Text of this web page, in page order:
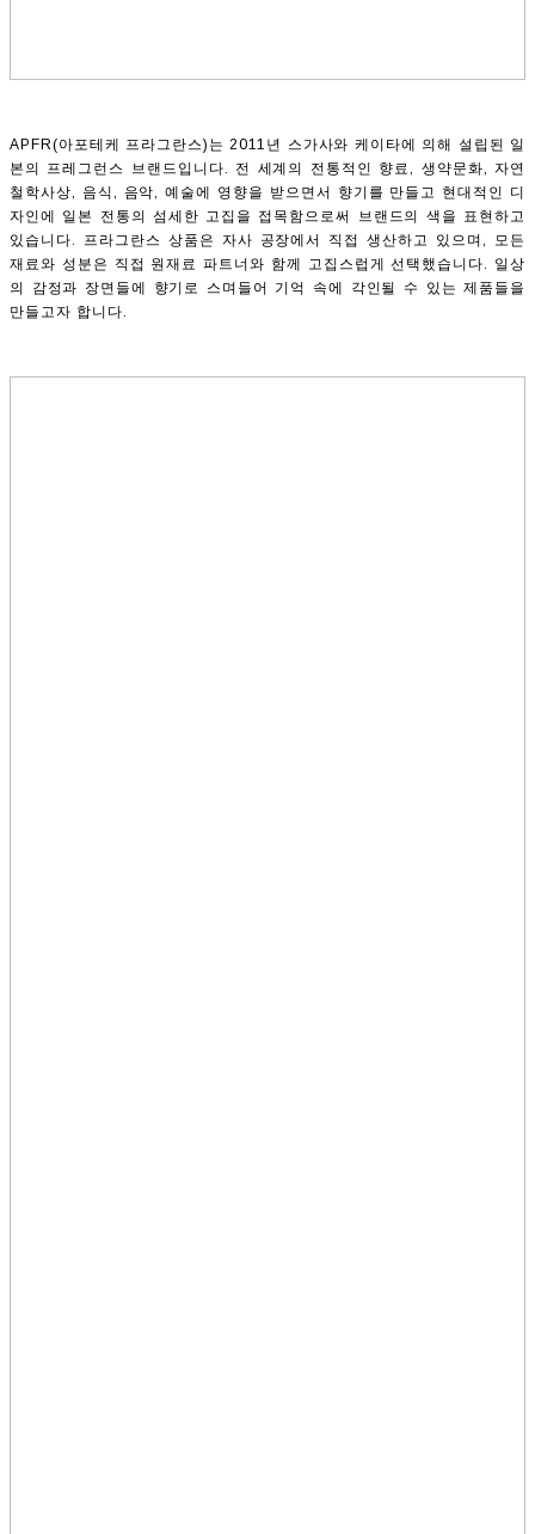
APFR(아포테케 프라그란스)는 2011년 스가사와 케이타에 의해 설립된 일
본의 프레그런스 브랜드입니다. 전 세계의 전통적인 향료, 생약문화, 자연
철학사상, 음식, 음악, 예술에 영향을 받으면서 향기를 만들고 현대적인 디
자인에 일본 전통의 섬세한 고집을 접목함으로써 브랜드의 색을 표현하고
있습니다. 프라그란스 상품은 자사 공장에서 직접 생산하고 있으며, 모든
재료와 성분은 직접 원재료 파트너와 함께 고집스럽게 선택했습니다. 일상
의 감정과 장면들에 향기로 스며들어 기억 속에 각인될 수 있는 제품들을
만들고자 합니다.